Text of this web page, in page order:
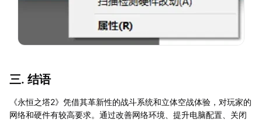
三. 结语
《永恒之塔2》凭借其革新性的战斗系统和立体空战体验，对玩家的
网络和硬件有较高要求。通过改善网络环境、提升电脑配置、关闭